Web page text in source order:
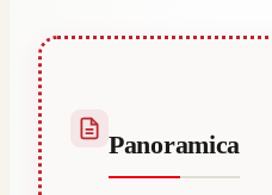
Panoramica